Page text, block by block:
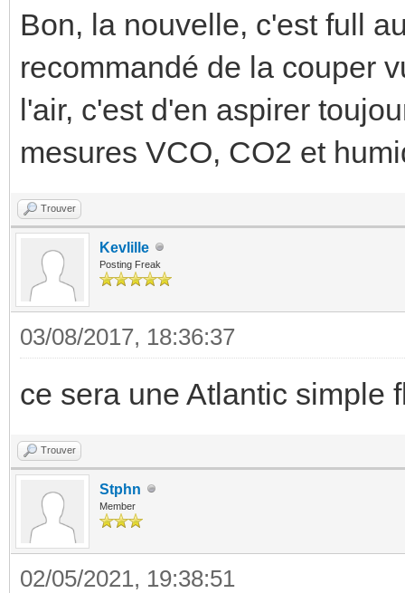
Bon, la nouvelle, c'est full
recommandé de la couper
l'air, c'est d'en aspirer
mesures VCO, CO2 et
Trouver
Kevlille
Posting Freak
03/08/2017, 18:36:37
ce sera une Atlantic simple
Trouver
Stphn
Member
02/05/2021, 19:38:51